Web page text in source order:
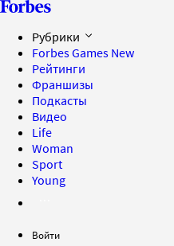
Рубрики
Forbes Games New
Рейтинги
Франшизы
Подкасты
Видео
Life
Woman
Sport
Young
Войти